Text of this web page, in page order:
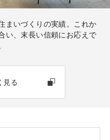
まいづくりの実績。これか
い、末長い信頼にお応えで
見る